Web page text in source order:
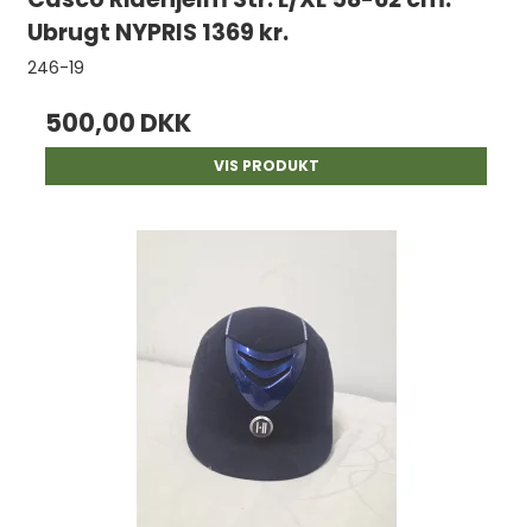
Ubrugt NYPRIS 1369 kr.
246-19
500,00 DKK
VIS PRODUKT